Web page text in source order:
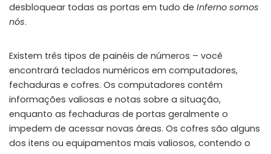
100% FREE to join
No subscription, no credit card required — ever
Tricks BEFORE website
Get exclusive codes and strategies before anyone else
Limited-time game codes
Temporary download keys — grab them fast, they expire
desbloquear todas as portas em tudo de Inferno somos
nós.
Existem três tipos de painéis de números – você
encontrará teclados numéricos em computadores,
fechaduras e cofres. Os computadores contêm
informações valiosas e notas sobre a situação,
enquanto as fechaduras de portas geralmente o
impedem de acessar novas áreas. Os cofres são alguns
dos itens ou equipamentos mais valiosos, contendo o